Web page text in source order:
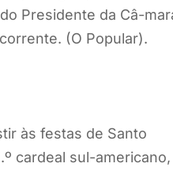
Presidente da Câ-
(O Popular).
às festas de Santo
cardeal sul-americano,